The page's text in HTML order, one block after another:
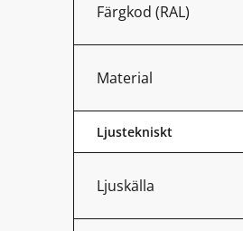
Färgkod (RAL)
Material
Ljustekniskt
Ljuskälla